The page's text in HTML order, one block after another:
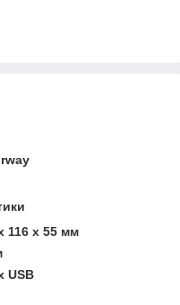
116 х 55 мм
USB